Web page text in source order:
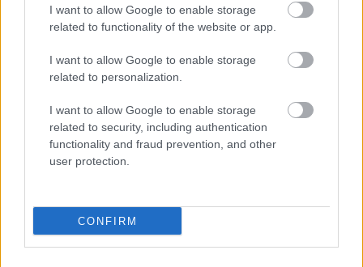
I want to allow Google to enable storage
related to functionality of the website or app.
I want to allow Google to enable storage
related to personalization.
I want to allow Google to enable storage
related to security, including authentication
functionality and fraud prevention, and other
user protection.
CONFIRM
az albumConstant Nowcímű első kislemezdalának
élő előadása egy flamand tévéműsorban: